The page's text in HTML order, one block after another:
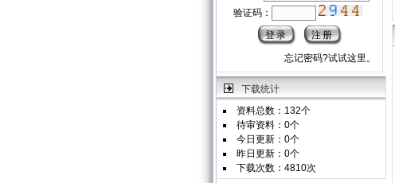
验证码：
忘记密码?试试这里。
下载统计
资料总数：132个
待审资料：0个
今日更新：0个
昨日更新：0个
下载次数：4810次